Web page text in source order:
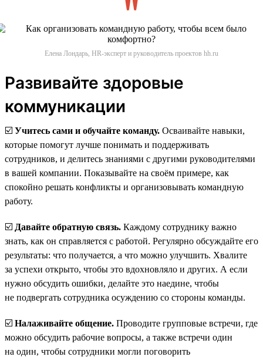
Елена Лондарь, HR-эксперт и руководитель проектов hh.ru
Развивайте здоровые
коммуникации
☑️ Учитесь сами и обучайте команду. Осваивайте навыки,
которые помогут лучше понимать и поддерживать
сотрудников, и делитесь знаниями с другими руководителями
в вашей компании. Показывайте на своём примере, как
спокойно решать конфликты и организовывать командную
работу.
☑️ Давайте обратную связь. Каждому сотруднику важно
знать, как он справляется с работой. Регулярно обсуждайте его
результаты: что получается, а что можно улучшить. Хвалите
за успехи открыто, чтобы это вдохновляло и других. А если
нужно обсудить ошибки, делайте это наедине, чтобы
не подвергать сотрудника осуждению со стороны команды.
☑️ Налаживайте общение. Проводите групповые встречи, где
можно обсудить рабочие вопросы, а также встречи один
на один, чтобы сотрудники могли поговорить